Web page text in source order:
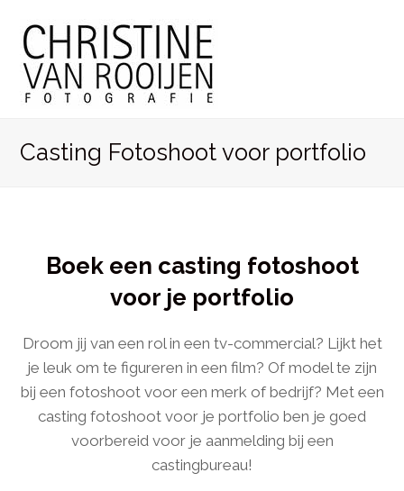
Casting Fotoshoot voor portfolio
Boek een casting fotoshoot
voor je portfolio
Droom jij van een rol in een tv-commercial? Lijkt het
je leuk om te figureren in een film? Of model te zijn
bij een fotoshoot voor een merk of bedrijf? Met een
casting fotoshoot voor je portfolio ben je goed
voorbereid voor je aanmelding bij een
castingbureau!